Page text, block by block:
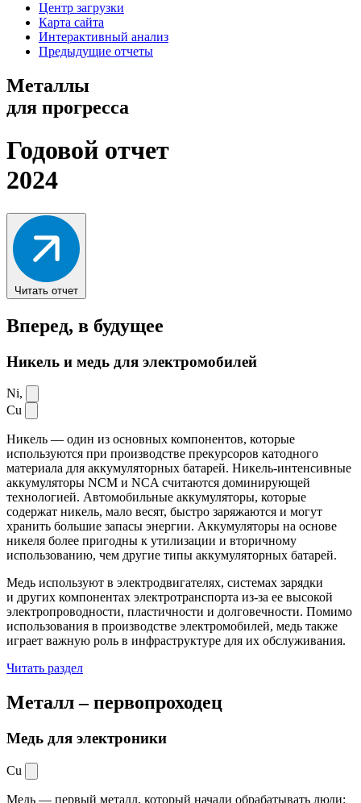
Центр загрузки
Карта сайта
Интерактивный анализ
Предыдущие отчеты
Металлы
для прогресса
Годовой отчет
2024
Читать отчет
Вперед, в будущее
Никель и медь для электромобилей
Ni,
Cu
Никель — один из основных компонентов, которые
используются при производстве прекурсоров катодного
материала для аккумуляторных батарей. Никель-интенсивные
аккумуляторы NCM и NCA считаются доминирующей
технологией. Автомобильные аккумуляторы, которые
содержат никель, мало весят, быстро заряжаются и могут
хранить большие запасы энергии. Аккумуляторы на основе
никеля более пригодны к утилизации и вторичному
использованию, чем другие типы аккумуляторных батарей.
Медь используют в электродвигателях, системах зарядки
и других компонентах электротранспорта из-за ее высокой
электропроводности, пластичности и долговечности. Помимо
использования в производстве электромобилей, медь также
играет важную роль в инфраструктуре для их обслуживания.
Читать раздел
Металл –первопроходец
Медь для электроники
Cu
Медь — первый металл, который начали обрабатывать люди: